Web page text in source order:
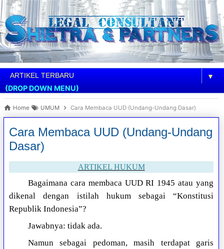
▼
(DROP DOWN MENU)
Home UMUM Cara Membaca UUD (Undang-Undang Dasar)
Cara Membaca UUD (Undang-Undang
Dasar)
ARTIKEL HUKUM
Bagaimana cara membaca UUD RI 1945 atau yang
dikenal dengan istilah hukum sebagai “Konstitusi
Republik Indonesia”?
Jawabnya: tidak ada.
Namun sebagai pedoman, masih terdapat garis